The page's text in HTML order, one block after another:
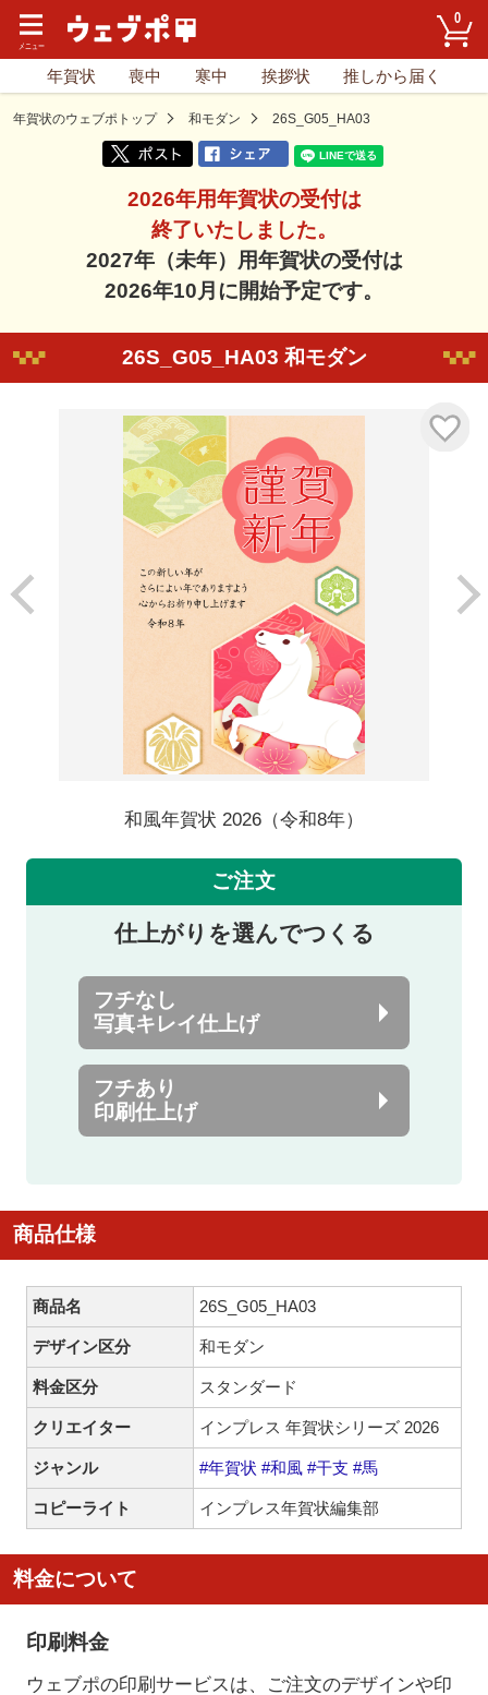
0
年賀状 喪中 寒中 挨拶状 推しから届く
年賀状のウェブポトップ 和モダン 26S_G05_HA03
2026年用年賀状の受付は
終了いたしました。
2027年（未年）用年賀状の受付は
2026年10月に開始予定です。
26S_G05_HA03 和モダン
和風年賀状 2026（令和8年）
ご注文
仕上がりを選んでつくる
フチなし
写真キレイ仕上げ
フチあり
印刷仕上げ
商品仕様
商品名 26S_G05_HA03
デザイン区分 和モダン
料金区分 スタンダード
クリエイター インプレス 年賀状シリーズ 2026
ジャンル #年賀状 #和風 #干支 #馬
コピーライト インプレス年賀状編集部
料金について
印刷料金
ウェブポの印刷サービスは、ご注文のデザインや印